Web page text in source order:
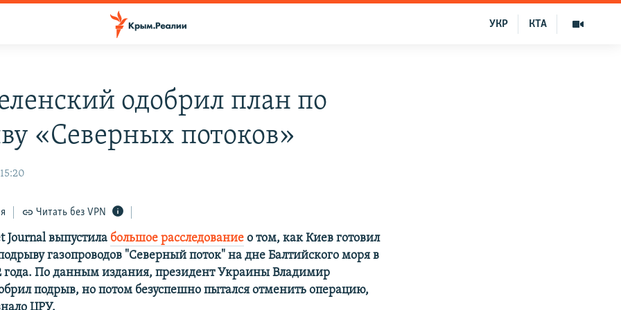
КТА
УКР
одобрил план по
«Северных потоков»
Читать без VPN
Journal выпустила большое расследование о том, как Киев готовил
газопроводов "Северный поток" на дне Балтийского моря в
года. По данным издания, президент Украины Владимир
подрыв, но потом безуспешно пытался отменить операцию,